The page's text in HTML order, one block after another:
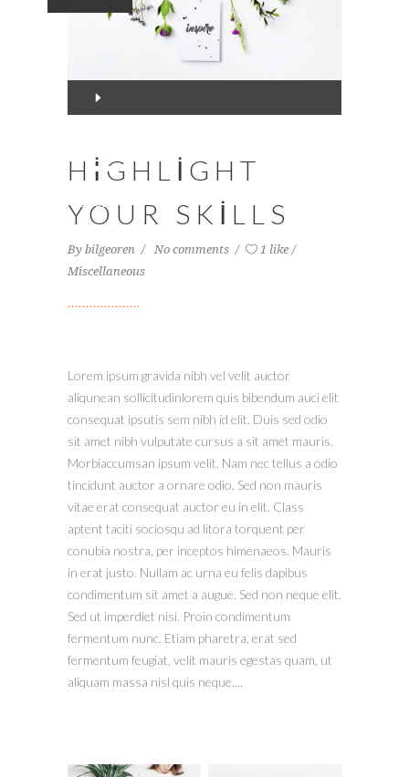
oynatıcı
00:00
HIGHLIGHT
YOUR SKILLS
By bilgeoren No comments
1 like
Miscellaneous
Lorem ipsum gravida nibh vel velit auctor
aliqunean sollicitudinlorem quis bibendum auci elit
consequat ipsutis sem nibh id elit. Duis sed odio
sit amet nibh vulputate cursus a sit amet mauris.
Morbiaccumsan ipsum velit. Nam nec tellus a odio
tincidunt auctor a ornare odio. Sed non mauris
vitae erat consequat auctor eu in elit. Class
aptent taciti sociosqu ad litora torquent per
conubia nostra, per inceptos himenaeos. Mauris
in erat justo. Nullam ac urna eu felis dapibus
condimentum sit amet a augue. Sed non neque elit.
Sed ut imperdiet nisi. Proin condimentum
fermentum nunc. Etiam pharetra, erat sed
fermentum feugiat, velit mauris egestas quam, ut
aliquam massa nisl quis neque....